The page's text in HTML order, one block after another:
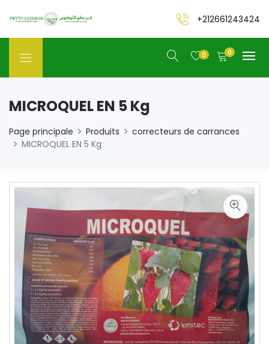
+212661243424
0 0
MICROQUEL EN 5 Kg
Page principale Produits
correcteurs de carrances
MICROQUEL EN 5 Kg